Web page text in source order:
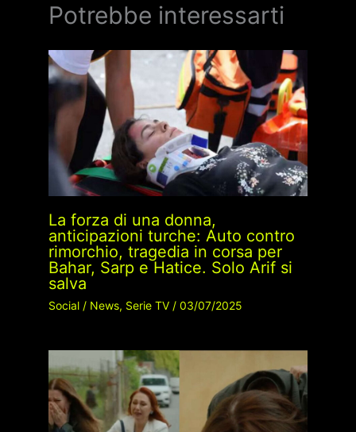
Potrebbe interessarti
La forza di una donna,
anticipazioni turche: Auto contro
rimorchio, tragedia in corsa per
Bahar, Sarp e Hatice. Solo Arif si
salva
Social/ News, Serie TV/ 03/07/2025